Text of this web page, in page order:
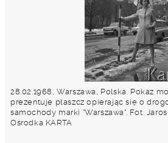
28.02.1968, Warszawa, Polska. Pokaz
prezentuje płaszcz opierając się o
samochody marki "Warszawa". Fot.
Ośrodka KARTA